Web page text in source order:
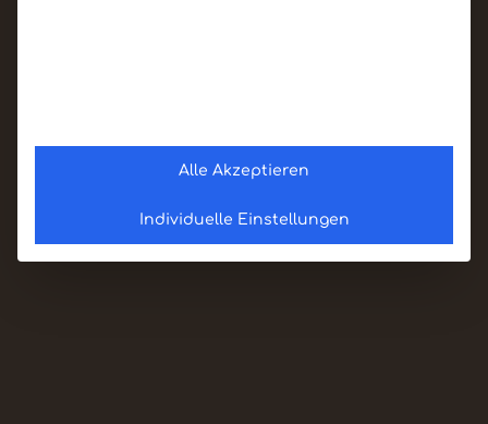
Alle Akzeptieren
Individuelle Einstellungen